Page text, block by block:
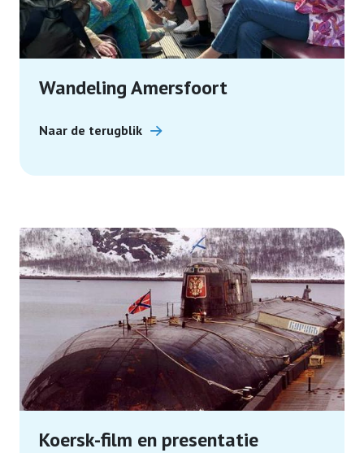
Wandeling Amersfoort
Naar de terugblik
Koersk-film en presentatie